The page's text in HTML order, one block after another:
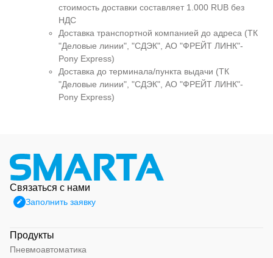
стоимость доставки составляет 1.000 RUB без
НДС
Доставка транспортной компанией до адреса (ТК
"Деловые линии", "СДЭК", АО "ФРЕЙТ ЛИНК"-
Pony Express)
Доставка до терминала/пункта выдачи (ТК
"Деловые линии", "СДЭК", АО "ФРЕЙТ ЛИНК"-
Pony Express)
Связаться с нами
Заполнить заявку
Продукты
Пневмоавтоматика